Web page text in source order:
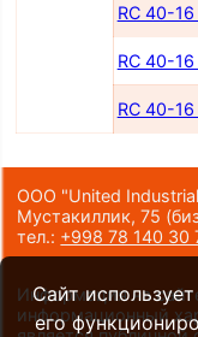
RC 40-
RC 40-
RC 40-
ООО "United
Мустакиллик, 75
тел.: +998 78 140 30
Информация на
информационный
Сайт
его